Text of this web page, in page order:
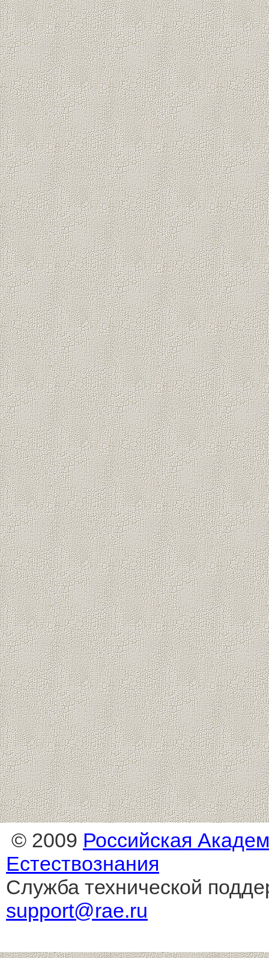
© 2009 Российская
Естествознания
Служба технической
support@rae.ru